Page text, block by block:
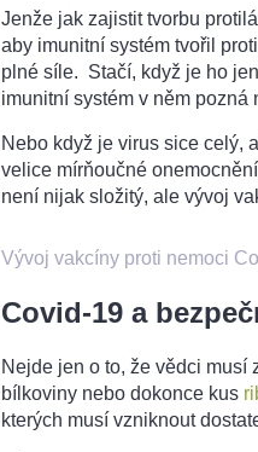
Jenže jak zajistit tvorbu
aby imunitní systém tvořil
plné síle. Stačí, když je ho
imunitní systém v něm pozná
Nebo když je virus sice celý,
velice mírňoučné
není nijak složitý, ale vývoj
Vývoj vakcíny proti nemoci
Covid-19 a
Nejde jen o to, že vědci musí
bílkoviny nebo dokonce kus
kterých musí vzniknout